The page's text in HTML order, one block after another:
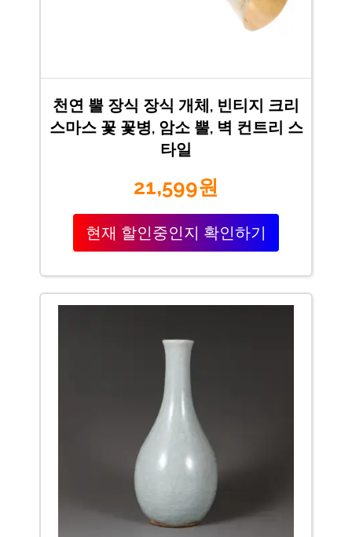
천연 뿔 장식 장식 개체, 빈티지 크리
스마스 꽃 꽃병, 암소 뿔, 벽 컨트리 스
타일
21,599원
현재 할인중인지 확인하기